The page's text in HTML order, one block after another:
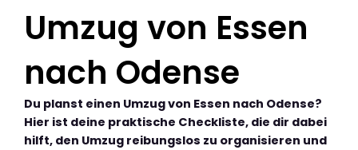
Umzug von Essen
nach Odense
Du planst einen Umzug von Essen nach Odense?
Hier ist deine praktische Checkliste, die dir dabei
hilft, den Umzug reibungslos zu organisieren und